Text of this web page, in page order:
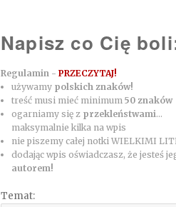
Napisz co Cię
Regulamin - PRZECZYTAJ!
używamy polskich znaków!
treść musi mieć minimum 50 znaków
ogarniamy się z przekleństwami...
maksymalnie kilka na wpis
nie piszemy całej notki WIELKIMI
dodając wpis oświadczasz, że jesteś
autorem!
Temat: